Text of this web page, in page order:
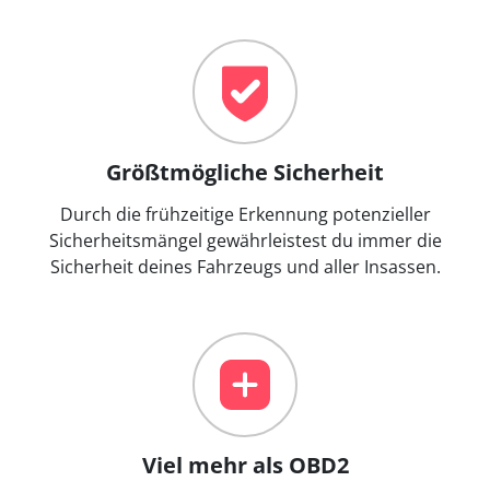
Größtmögliche Sicherheit
Durch die frühzeitige Erkennung potenzieller
Sicherheitsmängel gewährleistest du immer die
Sicherheit deines Fahrzeugs und aller Insassen.
Viel mehr als OBD2